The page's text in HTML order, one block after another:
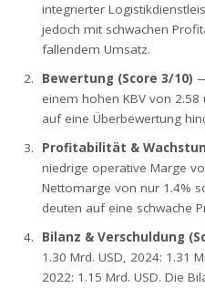
integrierter
jedoch mit schwachen
fallendem Umsatz.
Bewertung (Score 3/10)
einem hohen KBV von 2.58
auf eine Überbewertung
Profitabilität &
niedrige operative Marge
Nettomarge von nur 1.4%
deuten auf eine schwache
Bilanz & Verschuldung
1.30 Mrd. USD, 2024: 1.31
2022: 1.15 Mrd. USD. Die